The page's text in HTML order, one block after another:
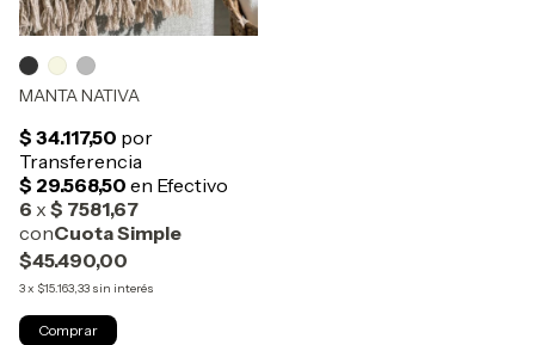
MANTA NATIVA
$45.490,00
3x $15.163,33 sin interés
Comprar